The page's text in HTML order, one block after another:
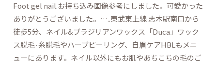
Foot gel nail.お持ち込み画像参考にしました。可愛かった
ありがとうございました。…..東武東上線 志木駅南口から
徒歩5分、ネイル&ブラジリアンワックス「Duca」ワック
ス脱毛·糸脱毛やハーブピーリング、自眉ケアHBLもメニ
ューにあります。ネイル以外にもお肌やあちこちの毛のご